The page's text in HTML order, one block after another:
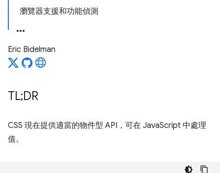
瀏覽器支援和功能偵測
Eric Bidelman
TL;DR
CSS 現在提供適當的物件型 API，可在 JavaScript 中處理
值。